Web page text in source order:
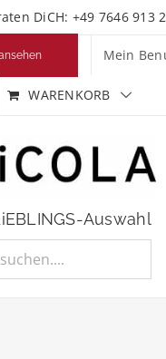
DiCH: +49 7646 913
Mein
WARENKORB
Auswahl